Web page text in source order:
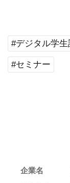
#デジタル学生
#セミナー
企業名